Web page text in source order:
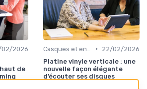
02/2026
de
•
22/02/2026
Platine vinyle verticale : une
nouvelle façon élégante
d’écouter ses disques